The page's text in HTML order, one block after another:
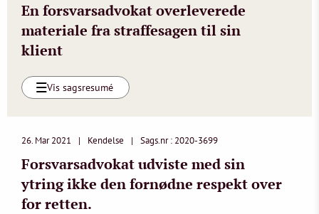
En forsvarsadvokat overleverede
materiale fra straffesagen til sin
klient
Vis sagsresumé
26. Mar 2021 Kendelse Sags.nr : 2020-3699
Forsvarsadvokat udviste med sin
ytring ikke den fornødne respekt over
for retten.